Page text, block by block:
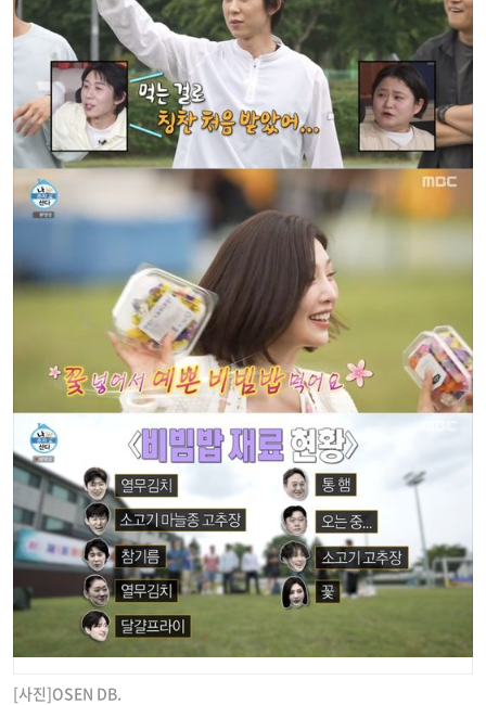
[사진]OSEN DB.